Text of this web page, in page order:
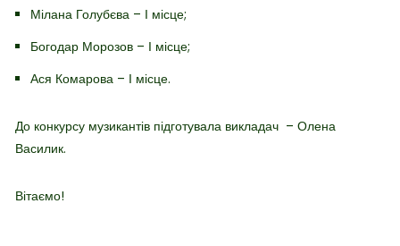
Мілана Голубєва – І місце;
Богодар Морозов – І місце;
Ася Комарова – І місце.
До конкурсу музикантів підготувала викладач – Олена
Василик.
Вітаємо!